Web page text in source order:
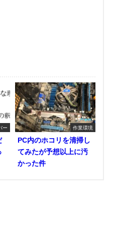
ー 作業環境
PC内のホコリを清掃し
てみたが予想以上に汚
かった件